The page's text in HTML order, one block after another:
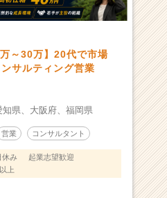
～30万】20代で市場
サルティング営業
県、 大阪府、 福岡県
営業 コンサルタント
休み
起業志望歓迎
上